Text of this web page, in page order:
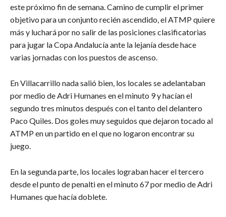
este próximo fin de semana. Camino de cumplir el primer
objetivo para un conjunto recién ascendido, el ATMP quiere
más y luchará por no salir de las posiciones clasificatorias
para jugar la Copa Andalucía ante la lejanía desde hace
varias jornadas con los puestos de ascenso.
En Villacarrillo nada salió bien, los locales se adelantaban
por medio de Adri Humanes en el minuto 9 y hacían el
segundo tres minutos después con el tanto del delantero
Paco Quiles. Dos goles muy seguidos que dejaron tocado al
ATMP en un partido en el que no logaron encontrar su
juego.
En la segunda parte, los locales lograban hacer el tercero
desde el punto de penalti en el minuto 67 por medio de Adri
Humanes que hacía doblete.